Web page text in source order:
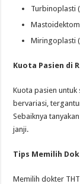
Turbinoplasti
Miringoplasti
Kuota Pasien di
Kuota pasien untuk
bervariasi,
Sebaiknya
janji.
Tips Memilih
Memilih dokter